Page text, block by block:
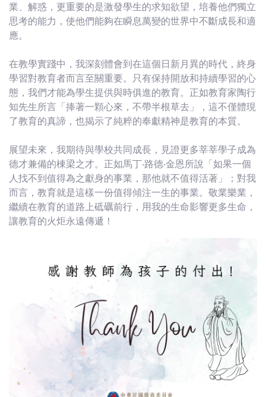
業、解惑，更重要的是激發學生的求知欲望，培養他們獨立
思考的能力，使他們能夠在瞬息萬變的世界中不斷成長和適
應。
在教學實踐中，我深刻體會到在這個日新月異的時代，終身
學習對教育者而言至關重要。只有保持開放和持續學習的心
態，我們才能為學生提供與時俱進的教育。正如教育家陶行
知先生所言「捧著一顆心來，不帶半根草去」，這不僅體現
了教育的真諦，也揭示了純粹的奉獻精神是教育的本質。
展望未來，我期待與學校共同成長，見證更多莘莘學子成為
德才兼備的棟梁之才。正如馬丁‧路德‧金恩所說「如果一個
人找不到值得為之獻身的事業，那他就不值得活著」；對我
而言，教育就是這樣一份值得傾注一生的事業。敬業樂業，
繼續在教育的道路上砥礪前行，用我的生命影響更多生命，
讓教育的火炬永遠傳遞！